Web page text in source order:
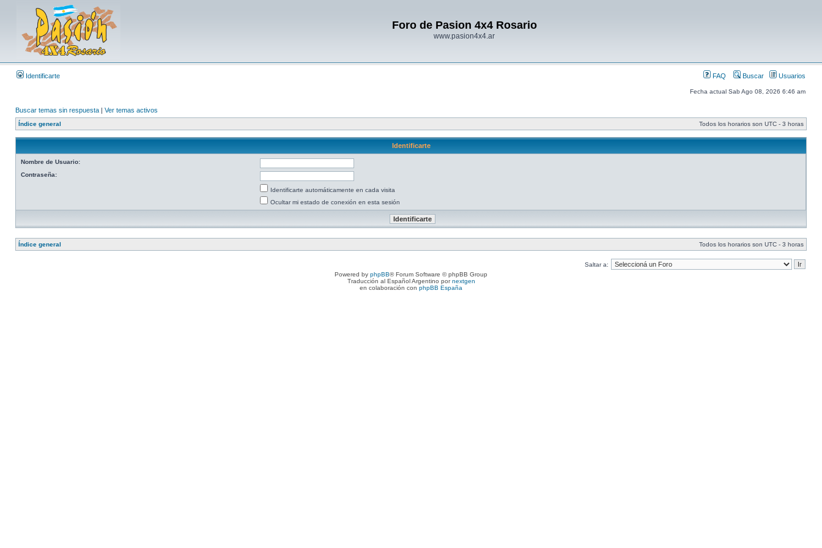
Foro de Pasion 4x4 Rosario
www.pasion4x4.ar
Identificarte FAQ Buscar Usuarios
Fecha actual Sab Ago 08, 2026 6:46 am
Buscar temas sin respuesta | Ver temas activos
Índice general Todos los horarios son UTC - 3 horas
Identificarte
Nombre de Usuario:
Contraseña:
Identificarte automáticamente en cada visita
Ocultar mi estado de conexión en esta sesión
Índice general Todos los horarios son UTC - 3 horas
Saltar a:
Powered by phpBB® Forum Software © phpBB Group
Traducción al Español Argentino pornextgen
en colaboración con phpBB España